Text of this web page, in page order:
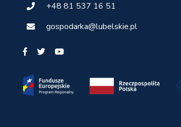
+48 81 537 16 51
gospodarka@lubelskie.pl